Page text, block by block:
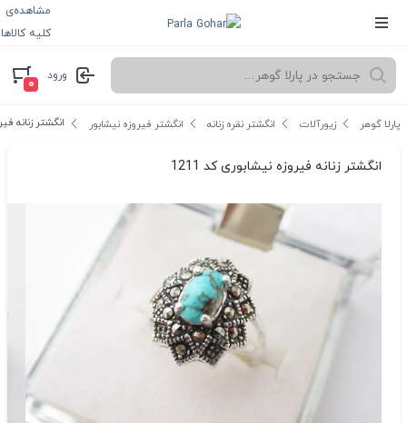
مشاهده‌ی
کلیه کالاها
ورود
۰
پارلا گوهر زیورآلات انگشتر نقره زنانه انگشتر فیروزه نیشابور انگشتر زنانه
انگشتر زنانه فیروزه نیشابوری کد 1211